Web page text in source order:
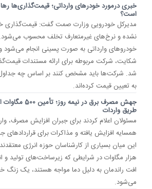
خبری درمورد خودرهای وارداتی؛ قیمت‌گذاری‌ها
است؟
مدیرکل خودرویی وزارت صمت گفت: قیمت‌گذاری
نشده و نرخ‌های غیرمتعارف تخلف محسوب
خودرو‌های وارداتی به صورت پسینی انجام
شکایت، شرکت مربوطه برای ارائه مستندات
شد. شرکت‌ها باید مشخص کنند بر اساس چه
به تعیین قیمت کرده‌اند.
جهش مصرف برق در نیمه روز؛ تأمین 500
طریق واردات
مسئولان اعلام کردند برای جبران افزایش مصرف،
همسایه افزایش یافته و مذاکرات برای قراردادهای
هزار مگاوات در شرایطی که زیرساخت‌های تولید و
افت راندمان به دلیل دما مواجه هستند، یک
می‌شود.